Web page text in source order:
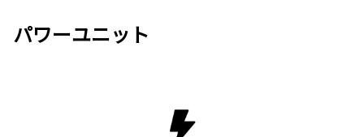
パワーユニット